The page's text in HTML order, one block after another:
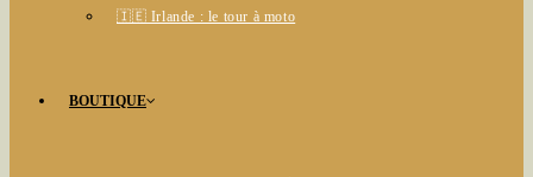
🇮🇪 Irlande : le tour à moto
BOUTIQUE